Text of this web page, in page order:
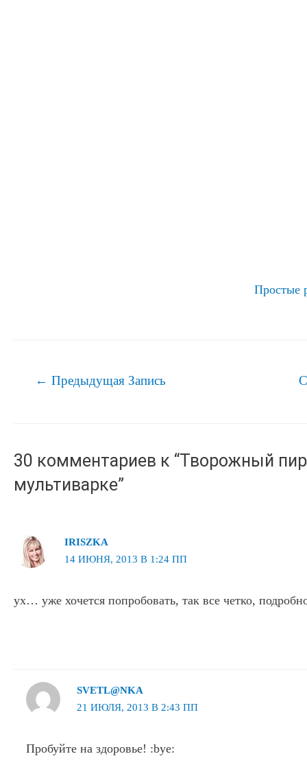
Простые
Навигация
← Предыдущая Запись
30 комментариев к “Творожный
мультиварке”
IRISZKA
14 ИЮНЯ, 2013 В 1:24 ПП
ух… уже хочется попробовать, так все четко,
SVETL@NKA
21 ИЮЛЯ, 2013 В 2:43 ПП
Пробуйте на здоровье! :bye: